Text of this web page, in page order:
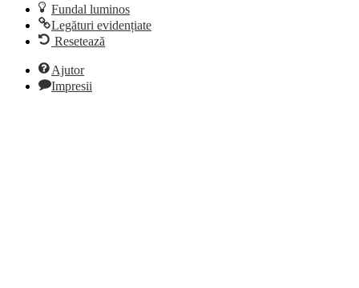
Fundal luminos
Legături evidențiate
Resetează
Ajutor
Impresii